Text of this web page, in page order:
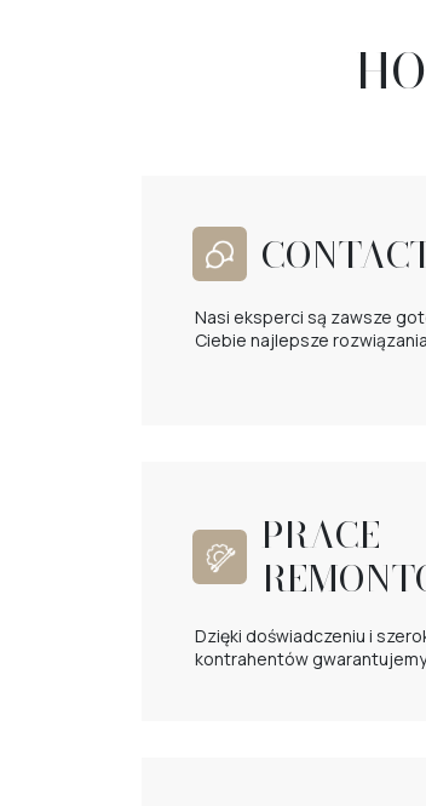
Nasi eksperci są zawsze
Ciebie najlepsze
PRACE
Dzięki doświadczeniu i
kontrahentów